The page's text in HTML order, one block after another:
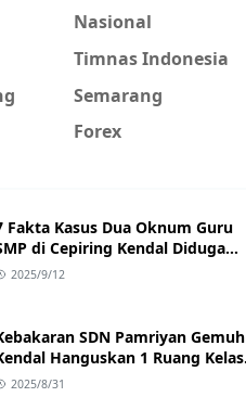
Nasional
Timnas Indonesia
Semarang
Forex
Fakta Kasus Dua Oknum Guru
di Cepiring Kendal Diduga
Kronologi,
2025/9/12
SDN Pamriyan Gemuh
Hanguskan 1 Ruang Kelas
Toilet
2025/8/31